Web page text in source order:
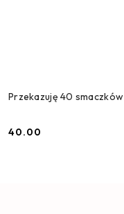
Przekazuję 40 smaczków
Cena:
40.00